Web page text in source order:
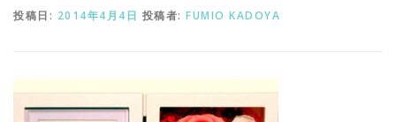
ENGLISH
投稿日: 2014年4月4日 投稿者: FUMIO KADOYA